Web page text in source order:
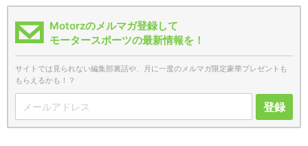
Motorzのメルマガ登録して
モータースポーツの最新情報を！
サイトでは見られない編集部裏話や、月に一度のメルマガ限定豪華プレゼントも
もらえるかも！？
登録